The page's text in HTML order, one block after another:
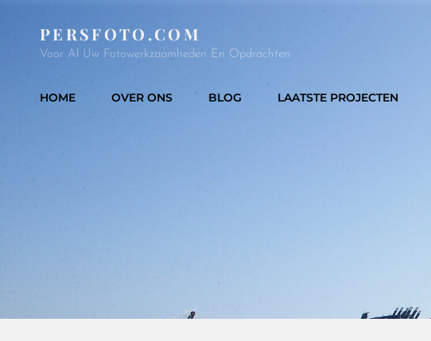
PERSFOTO.COM
Voor Al Uw Fotowerkzaamheden En Opdrachten
HOME OVER ONS BLOG LAATSTE PROJECTEN